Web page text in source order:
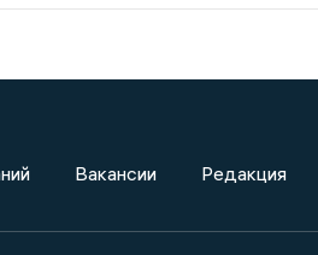
Вакансии Редакция